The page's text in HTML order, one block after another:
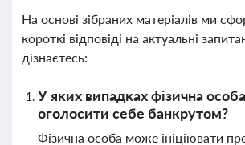
На основі зібраних матеріалів ми
короткі відповіді на актуальні
дізнаєтесь:
У яких випадках фізична
оголосити себе банкрутом?
Фізична особа може ініціювати